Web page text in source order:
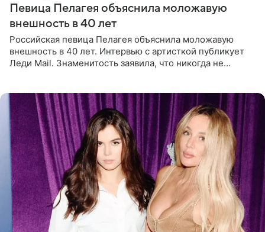
Певица Пелагея объяснила моложавую
внешность в 40 лет
Российская певица Пелагея объяснила моложавую
внешность в 40 лет. Интервью с артисткой публикует
Леди Mail. Знаменитость заявила, что никогда не